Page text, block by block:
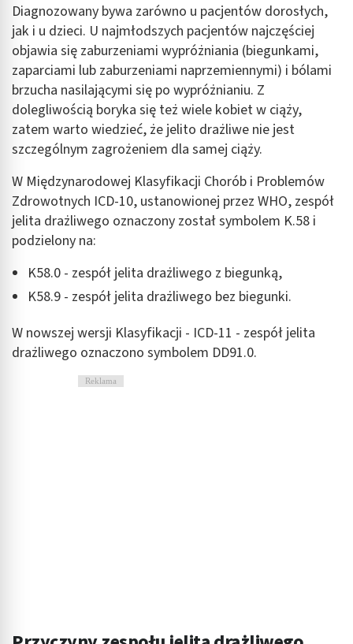
Diagnozowany bywa zarówno u pacjentów dorosłych,
jak i u dzieci. U najmłodszych pacjentów najczęściej
objawia się zaburzeniami wypróżniania (biegunkami,
zaparciami lub zaburzeniami naprzemiennymi) i bólami
brzucha nasilającymi się po wypróżnianiu. Z
dolegliwością boryka się też wiele kobiet w ciąży,
zatem warto wiedzieć, że jelito drażliwe nie jest
szczególnym zagrożeniem dla samej ciąży.
W Międzynarodowej Klasyfikacji Chorób i Problemów
Zdrowotnych ICD-10, ustanowionej przez WHO, zespół
jelita drażliwego oznaczony został symbolem K.58 i
podzielony na:
K58.0 - zespół jelita drażliwego z biegunką,
K58.9 - zespół jelita drażliwego bez biegunki.
W nowszej wersji Klasyfikacji - ICD-11 - zespół jelita
drażliwego oznaczono symbolem DD91.0.
Reklama